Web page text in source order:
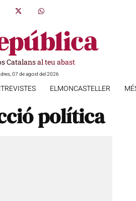
Catalans al teu abast
07 de agost del 2026
ELMONCASTELLER
política